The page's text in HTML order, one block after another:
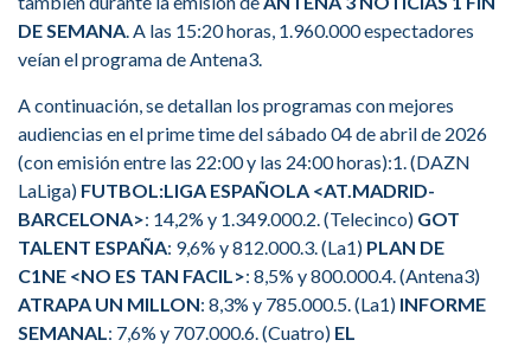
DE SEMANA. A las 15:20 horas, 1.960.000 espectadores
veían el programa de Antena3.
A continuación, se detallan los programas con mejores
audiencias en el prime time del sábado 04 de abril de 2026
(con emisión entre las 22:00 y las 24:00 horas):1. (DAZN
LaLiga) FUTBOL:LIGA ESPAÑOLA <AT.MADRID-
BARCELONA>: 14,2% y 1.349.000.2. (Telecinco) GOT
TALENT ESPAÑA: 9,6% y 812.000.3. (La1) PLAN DE
C1NE <NO ES TAN FACIL>: 8,5% y 800.000.4. (Antena3)
ATRAPA UN MILLON: 8,3% y 785.000.5. (La1) INFORME
SEMANAL: 7,6% y 707.000.6. (Cuatro) EL